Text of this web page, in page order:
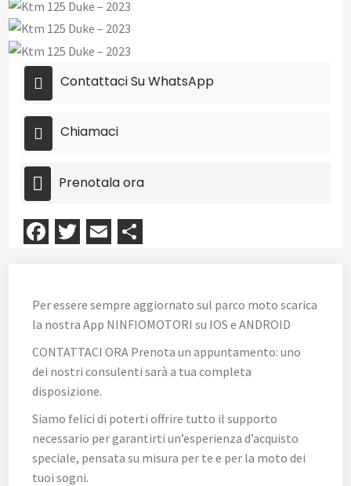
Contattaci Su WhatsApp
Chiamaci
Prenotala ora
Facebook
TwitterEmail
Per essere sempre aggiornato sul parco moto scarica
la nostra App NINFIOMOTORI su IOS e ANDROID
CONTATTACI ORA Prenota un appuntamento: uno
dei nostri consulenti sarà a tua completa
disposizione.
Siamo felici di poterti offrire tutto il supporto
necessario per garantirti un’esperienza d’acquisto
speciale, pensata su misura per te e per la moto dei
tuoi sogni.